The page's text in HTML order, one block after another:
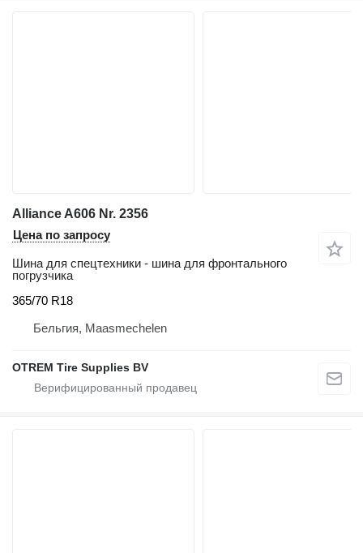
Alliance A606 Nr. 2356
Цена по запросу
Шина для спецтехники - шина для фронтального
погрузчика
365/70 R18
Бельгия, Maasmechelen
OTREM Tire Supplies BV